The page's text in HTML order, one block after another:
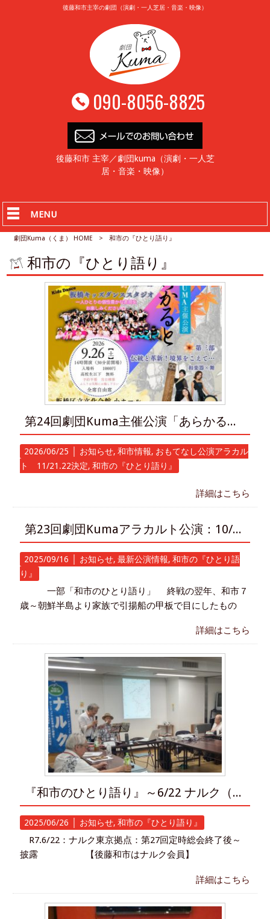
後藤和市主宰の劇団（演劇・一人芝居・音楽・映像）
090-8056-8825
後藤和市 主宰／劇団kuma（演劇・一人芝
居・音楽・映像）
MENU
劇団Kuma（くま） HOME > 和市の『ひとり語り』
和市の『ひとり語り』
第24回劇団Kuma主催公演「あらかると」9/26㈯
2026/06/25 │ お知らせ,和市情報, おもてなし公演アラカル
ト 11/21.22決定,和市の『ひとり語り』
詳細はこちら
第23回劇団Kumaアラカルト公演：10/15㈬～「海底に沈んだ赤ちゃん・・・」
2025/09/16 │ お知らせ,最新公演情報,和市の『ひとり語
り』
一部「和市のひとり語り」 終戦の翌年、和市７
歳～朝鮮半島より家族で引揚船の甲板で目にしたもの
詳細はこちら
『和市のひとり語り』～6/22 ナルク（NPO法人）総会後～披露
2025/06/26 │ お知らせ,和市の『ひとり語り』
R7.6/22：ナルク東京拠点：第27回定時総会終了後～
披露 【後藤和市はナルク会員】
詳細はこちら